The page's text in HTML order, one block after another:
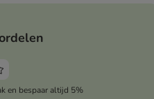
en bespaar altijd 5%